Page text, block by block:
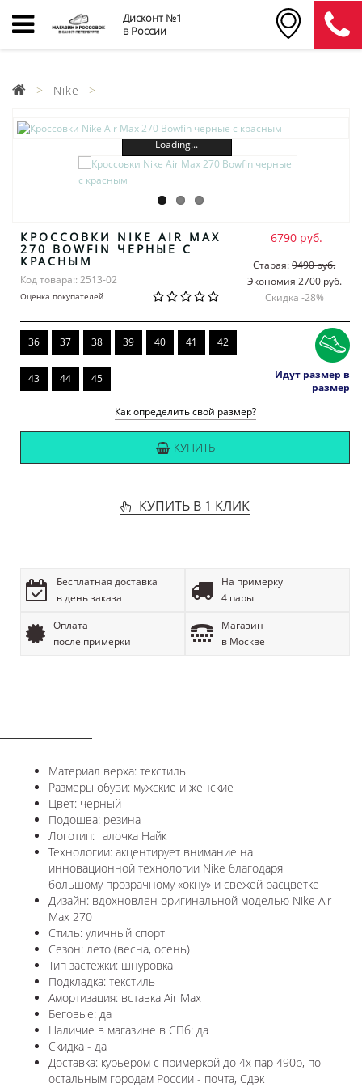
Дисконт №1
в России
Nike
Loading...
КРОССОВКИ NIKE AIR MAX
270 BOWFIN ЧЕРНЫЕ С
КРАСНЫМ
Код товара:: 2513-02
Оценка покупателей
6790 руб.
Старая:9490 руб.
Экономия 2700 руб.
Скидка -28%
36 37 38 39 40 41 42
43 44 45
Идут размер в
размер
Как определить свой размер?
КУПИТЬ
КУПИТЬ В 1 КЛИК
Бесплатная доставка
в день заказа
На примерку
4 пары
Оплата
после примерки
Магазин
в Москве
Материал верха: текстиль
Размеры обуви: мужские и женские
Цвет: черный
Подошва: резина
Логотип: галочка Найк
Технологии: акцентирует внимание на
инновационной технологии Nike благодаря
большому прозрачному «окну» и свежей расцветке
Дизайн: вдохновлен оригинальной моделью Nike Air
Max 270
Стиль: уличный спорт
Сезон: лето (весна, осень)
Тип застежки: шнуровка
Подкладка: текстиль
Амортизация: вставка Air Max
Беговые: да
Наличие в магазине в СПб: да
Скидка - да
Доставка: курьером с примеркой до 4х пар 490р, по
остальным городам России - почта, Сдэк